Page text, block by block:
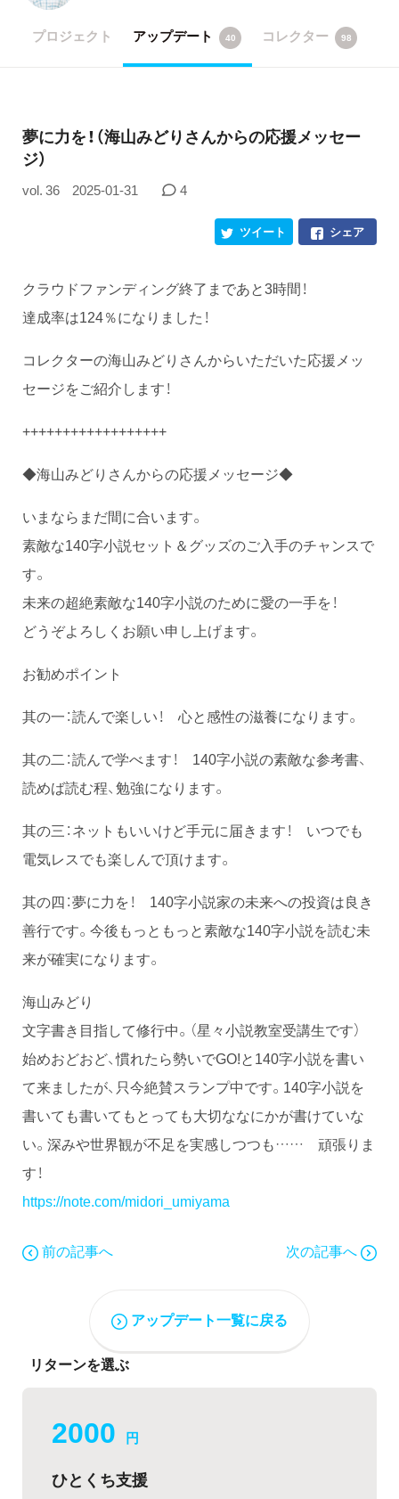
プロジェクト アップデート 40 コレクター 98
夢に力を！（海山みどりさんからの応援メッセー
ジ）
vol. 36 2025-01-31 4
シェア
ツイート
クラウドファンディング終了まであと3時間！
達成率は124％になりました！
コレクターの海山みどりさんからいただいた応援メッ
セージをご紹介します！
++++++++++++++++++
◆海山みどりさんからの応援メッセージ◆
いまならまだ間に合います。
素敵な140字小説セット＆グッズのご入手のチャンスで
す。
未来の超絶素敵な140字小説のために愛の一手を！
どうぞよろしくお願い申し上げます。
お勧めポイント
其の一：読んで楽しい！ 心と感性の滋養になります。
其の二：読んで学べます！ 140字小説の素敵な参考書、
読めば読む程、勉強になります。
其の三：ネットもいいけど手元に届きます！ いつでも
電気レスでも楽しんで頂けます。
其の四：夢に力を！ 140字小説家の未来への投資は良き
善行です。今後もっともっと素敵な140字小説を読む未
来が確実になります。
海山みどり
文字書き目指して修行中。（星々小説教室受講生です）
始めおどおど、慣れたら勢いでGO!と140字小説を書い
て来ましたが、只今絶賛スランプ中です。140字小説を
書いても書いてもとっても大切ななにかが書けていな
い。深みや世界観が不足を実感しつつも…… 頑張りま
す！
https://note.com/midori_umiyama
前の記事へ 次の記事へ
アップデート一覧に戻る
リターンを選ぶ
2000 円
ひとくち支援